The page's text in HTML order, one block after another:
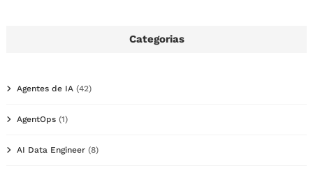
Categorias
Agentes de IA (42)
AgentOps (1)
AI Data Engineer (8)